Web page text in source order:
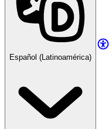
Español (Latinoamérica)